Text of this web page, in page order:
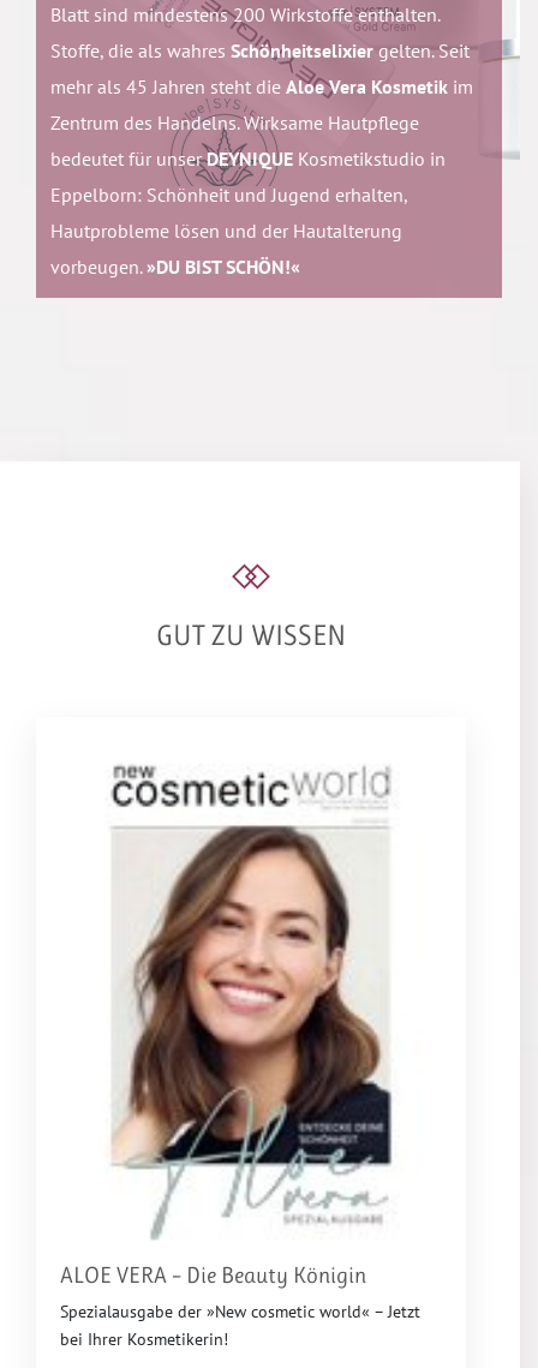
Blatt sind mindestens 200 Wirkstoffe enthalten.
Stoffe, die als wahres Schönheitselixiergelten. Seit
mehr als 45 Jahren steht die Aloe Vera Kosmetikim
Zentrum des Handelns. Wirksame Hautpflege
bedeutet für unserDEYNIQUEKosmetikstudio in
Eppelborn: Schönheit und Jugend erhalten,
Hautprobleme lösen und der Hautalterung
vorbeugen. »DU BIST SCHÖN!«
GUT ZU WISSEN
ALOE VERA – Die Beauty Königin
Spezialausgabe der »New cosmetic world« – Jetzt
bei Ihrer Kosmetikerin!